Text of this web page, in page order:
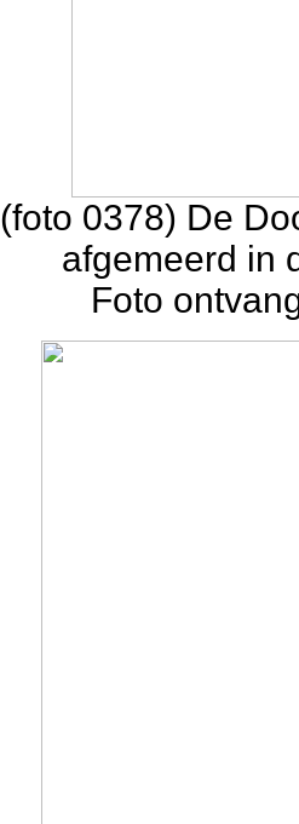
(foto 0378) De
afgemeerd in
Foto